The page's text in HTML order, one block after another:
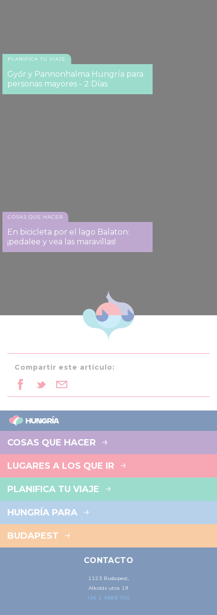
PLANIFICA TU VIAJE
Győr y Pannonhalma Hungría para
personas mayores - 2 Días
COSAS QUE HACER
En bicicleta por el lago Balaton:
¡pedalee y vea las maravillas!
Compartir este artículo:
COSAS QUE HACER
LUGARES A LOS QUE IR
PLANIFICA TU VIAJE
HUNGRÍA PARA
BUDAPEST
CONTACTO
1123 Budapest,
Alkotás utca 19
+36 1 4888 700